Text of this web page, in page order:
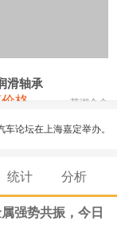
0
滑轴承
格 芜湖合金
论坛在上海嘉定举办。
成立"自动驾驶汽车产业
仪式上，中国汽车工业协
统计 分析
强势共振，今日